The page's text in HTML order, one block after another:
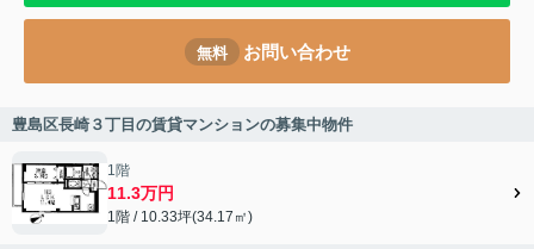
無料 お問い合わせ
豊島区長崎３丁目の賃貸マンションの募集中物件
1階
11.3万円
1階 / 10.33坪(34.17㎡)